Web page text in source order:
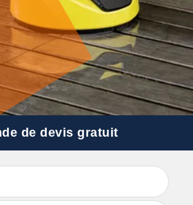
de devis gratuit